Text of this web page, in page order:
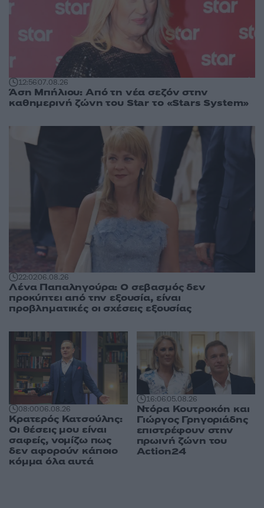
12:5607.08.26
Άση Μπήλιου: Από τη νέα σεζόν στην
καθημερινή ζώνη του Star το «Stars System»
22:0206.08.26
Λένα Παπαληγούρα: Ο σεβασμός δεν
προκύπτει από την εξουσία, είναι
προβληματικές οι σχέσεις εξουσίας
08:0006.08.26
Κρατερός Κατσούλης:
Οι θέσεις μου είναι
σαφείς, νομίζω πως
δεν αφορούν κάποιο
κόμμα όλα αυτά
16:0605.08.26
Ντόρα Κουτροκόη και
Γιώργος Γρηγοριάδης
επιστρέφουν στην
πρωινή ζώνη του
Action24